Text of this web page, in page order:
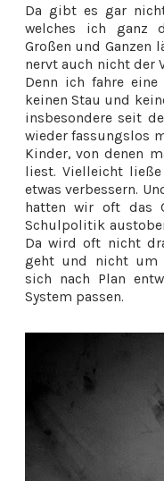
Da gibt es gar
welches ich ganz
Großen und Ganzen
nervt auch nicht der
Denn ich fahre
keinen Stau und
insbesondere seit
wieder fassungslos
Kinder, von denen
liest. Vielleicht
etwas verbessern.
hatten wir oft das
Schulpolitik
Da wird oft nicht
geht und nicht um
sich nach Plan
System passen.